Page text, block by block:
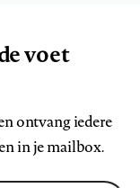
voet
ontvang iedere
in je mailbox.